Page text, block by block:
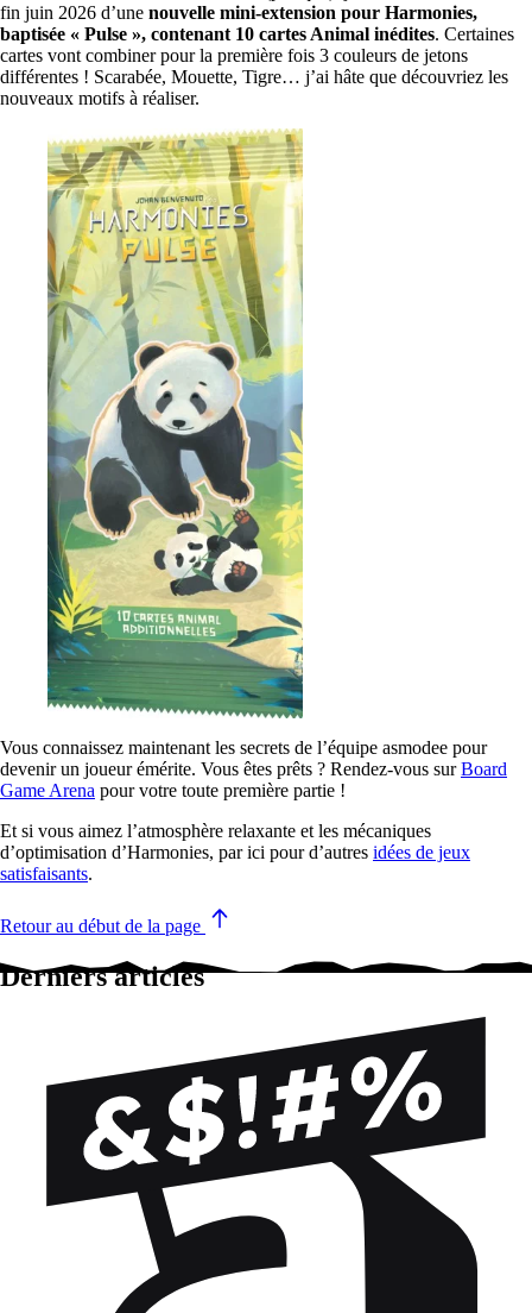
fin juin 2026 d’une nouvelle mini-extension pour Harmonies,
baptisée « Pulse », contenant 10 cartes Animal inédites. Certaines
cartes vont combiner pour la première fois 3 couleurs de jetons
différentes ! Scarabée, Mouette, Tigre… j’ai hâte que découvriez les
nouveaux motifs à réaliser.
Vous connaissez maintenant les secrets de l’équipe asmodee pour
devenir un joueur émérite. Vous êtes prêts ? Rendez-vous surBoard
Game Arena pour votre toute première partie !
Et si vous aimez l’atmosphère relaxante et les mécaniques
d’optimisation d’Harmonies, par ici pour d’autres idées de jeux
satisfaisants.
Retour au début de la page
Derniers articles